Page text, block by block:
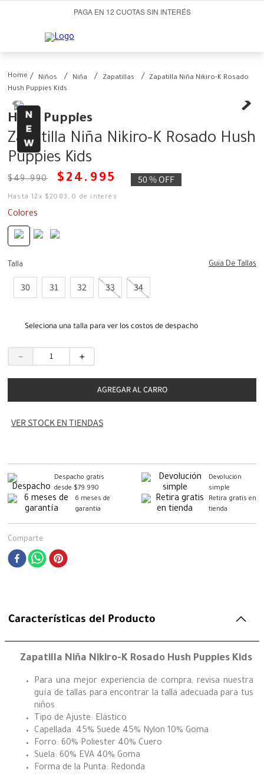
PAGA EN 12 CUOTAS SIN INTERÉS
Niños Niña Zapatillas
Zapatilla Niña Nikiro-K Rosado
Hush Puppies Kids
Hush Puppies
Zapatilla Niña Nikiro-K Rosado Hush
Puppies Kids
$49.990 $ 24 . 995 50 %OFF
Hasta12 x $2083 ,0 de interés
Colores
Talla Guia De Tallas
30 31 32 33 34
Seleciona una talla para ver los costos de despacho
＋
－
AGREGAR AL CARRO
VER STOCK EN TIENDAS
Despacho gratis
desde $79.990
Devolución
simple
6 meses de
garantía
Retira gratis en
tienda
Comparte
Características del Producto
Zapatilla Niña Nikiro-K Rosado Hush Puppies Kids
Para una mejor experiencia de compra, revisa nuestra
guía de tallas para encontrar la talla adecuada para tus
niños.
Tipo de Ajuste: Elástico
Capellada: 45% Suede 45% Nylon 10% Goma
Forro: 60% Poliester 40% Cuero
Suela: 60% EVA 40% Goma
Forma de la Punta: Redonda